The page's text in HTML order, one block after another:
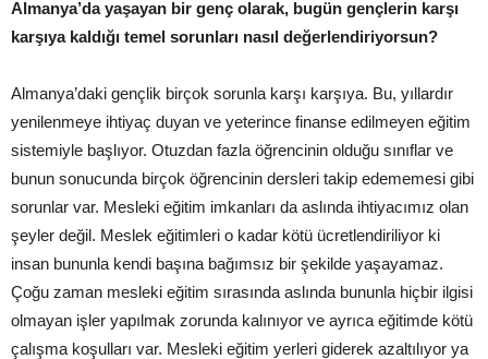
Almanya’da yaşayan bir genç olarak, bugün gençlerin karşı
karşıya kaldığı temel sorunları nasıl değerlendiriyorsun?
Almanya’daki gençlik birçok sorunla karşı karşıya. Bu, yıllardır
yenilenmeye ihtiyaç duyan ve yeterince finanse edilmeyen eğitim
sistemiyle başlıyor. Otuzdan fazla öğrencinin olduğu sınıflar ve
bunun sonucunda birçok öğrencinin dersleri takip edememesi gibi
sorunlar var. Mesleki eğitim imkanları da aslında ihtiyacımız olan
şeyler değil. Meslek eğitimleri o kadar kötü ücretlendiriliyor ki
insan bununla kendi başına bağımsız bir şekilde yaşayamaz.
Çoğu zaman mesleki eğitim sırasında aslında bununla hiçbir ilgisi
olmayan işler yapılmak zorunda kalınıyor ve ayrıca eğitimde kötü
çalışma koşulları var. Mesleki eğitim yerleri giderek azaltılıyor ya